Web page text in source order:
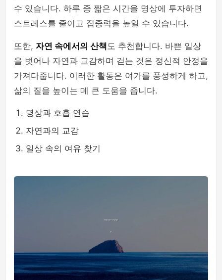
수 있습니다. 하루 중 짧은 시간을 명상에 투자하면
스트레스를 줄이고 집중력을 높일 수 있습니다.
또한, 자연 속에서의 산책도 추천합니다. 바쁜 일상
을 벗어나 자연과 교감하며 걷는 것은 정신적 안정을
가져다줍니다. 이러한 활동은 여가를 풍성하게 하고,
삶의 질을 높이는 데 큰 도움을 줍니다.
명상과 호흡 연습
자연과의 교감
일상 속의 여유 찾기